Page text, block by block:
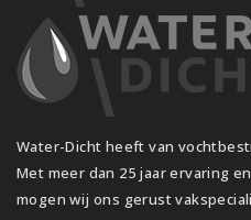
Water-Dicht heeft van
Met meer dan 25 jaar ervaring
mogen wij ons gerust